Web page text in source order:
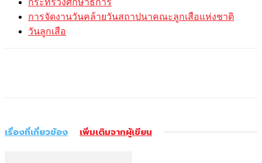
การจัดงานวันคล้ายวันสถาปนาคณะลูกเสือแห่งชาติ
วันลูกเสือ
เรื่องที่เกี่ยวข้อง เพิ่มเติมจากผู้เขียน